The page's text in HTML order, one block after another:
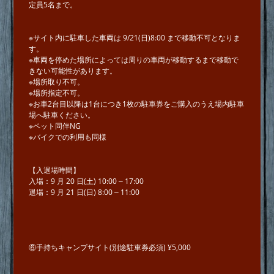
定員5名まで。
※サイト内に駐⾞した⾞両は 9/21(⽇)8:00 まで移動不可となりま
す。
※⾞両を停めた場所によっては周りの⾞両が移動するまで移動で
きない可能性があります。
※場所取り不可。
※場所指定不可。
※お車2台⽬以降は1台につき1枚の駐⾞券をご購入のうえ場内駐⾞
場へ駐車ください。
※ペット同伴NG
※バイクでの利⽤も同様
【⼊退場時間】
⼊場：9 ⽉ 20 ⽇(⼟) 10:00 ‒ 17:00
退場：9 ⽉ 21 ⽇(⽇) 8:00 ‒ 11:00
⑥手持ちキャンプサイト(別途駐車券必須) ¥5,000